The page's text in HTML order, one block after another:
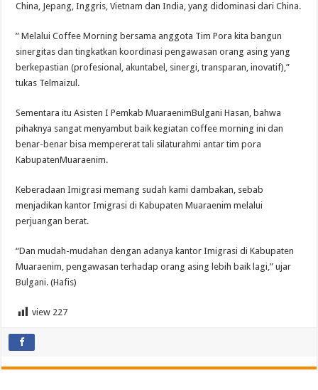
China, Jepang, Inggris, Vietnam dan India, yang didominasi dari China.
” Melalui Coffee Morning bersama anggota Tim Pora kita bangun
sinergitas dan tingkatkan koordinasi pengawasan orang asing yang
berkepastian (profesional, akuntabel, sinergi, transparan, inovatif),”
tukas Telmaizul.
Sementara itu Asisten I Pemkab MuaraenimBulgani Hasan, bahwa
pihaknya sangat menyambut baik kegiatan coffee morning ini dan
benar-benar bisa mempererat tali silaturahmi antar tim pora
KabupatenMuaraenim.
Keberadaan Imigrasi memang sudah kami dambakan, sebab
menjadikan kantor Imigrasi di Kabupaten Muaraenim melalui
perjuangan berat.
“Dan mudah-mudahan dengan adanya kantor Imigrasi di Kabupaten
Muaraenim, pengawasan terhadap orang asing lebih baik lagi,” ujar
Bulgani. (Hafis)
view 227